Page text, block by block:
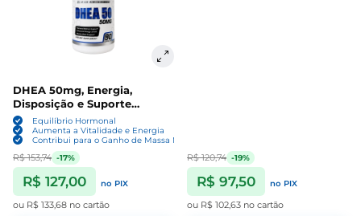
DHEA 50mg, Energia,
Disposição e Suporte
Hormonal, 90 Cápsulas, Bull
Pharma
Equilíbrio Hormonal
Aumenta a Vitalidade e Energia
Contribui para o Ganho de Massa Magra
R$ 153,74 -17%
R$ 127,00 no PIX
ou R$ 133,68 no cartão
R$ 120,74 -19%
R$ 97,50 no PIX
ou R$ 102,63 no cartão